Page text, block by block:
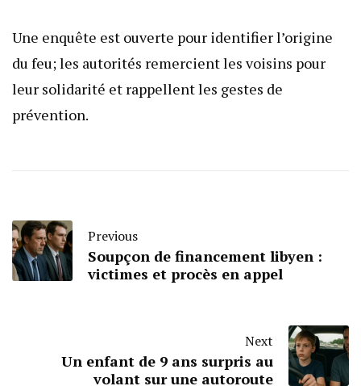
Une enquête est ouverte pour identifier l’origine
du feu; les autorités remercient les voisins pour
leur solidarité et rappellent les gestes de
prévention.
Previous
Soupçon de financement libyen :
victimes et procès en appel
Next
Un enfant de 9 ans surpris au
volant sur une autoroute